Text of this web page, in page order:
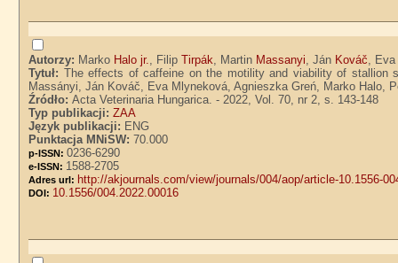
Autorzy: Marko Halo jr., FilipTirpák, Martin Massanyi, Ján Kováč,
Tytuł: The effects of caffeine on the motility and viability of stallion
Massányi, Ján Kováč, Eva Mlyneková, Agnieszka Greń, Marko Halo,
Źródło:Acta Veterinaria Hungarica. - 2022, Vol. 70, nr 2, s. 143-148
Typ publikacji:ZAA
Język publikacji: ENG
Punktacja MNiSW:70.000
p-ISSN:0236-6290
e-ISSN: 1588-2705
Adres url: http://akjournals.com/view/journals/004/aop/article-10.1556-
DOI: 10.1556/004.2022.00016